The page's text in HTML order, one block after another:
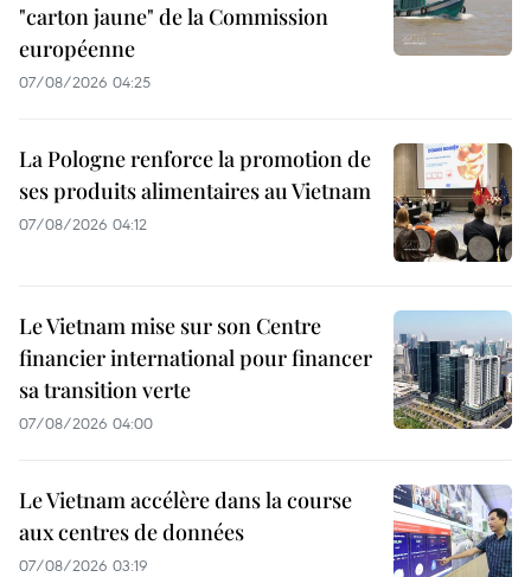
"carton jaune" de la Commission
européenne
07/08/2026 04:25
La Pologne renforce la promotion de
ses produits alimentaires au Vietnam
07/08/2026 04:12
Le Vietnam mise sur son Centre
financier international pour financer
sa transition verte
07/08/2026 04:00
Le Vietnam accélère dans la course
aux centres de données
07/08/2026 03:19